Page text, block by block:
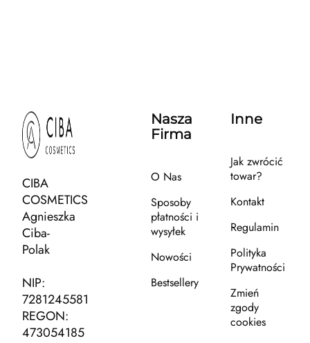
CIBA
COSMETICS
Agnieszka
Ciba-
Polak
NIP:
7281245581
REGON:
473054185
Nasza
Firma
O Nas
Sposoby
płatności i
wysyłek
Nowości
Bestsellery
Inne
Jak zwrócić
towar?
Kontakt
Regulamin
Polityka
Prywatności
Zmień
zgody
cookies